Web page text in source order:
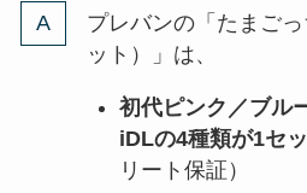
プレバンの「たまご
ット）」は、
初代ピンク／ブル
iDLの4種類が1セ
リート保証）